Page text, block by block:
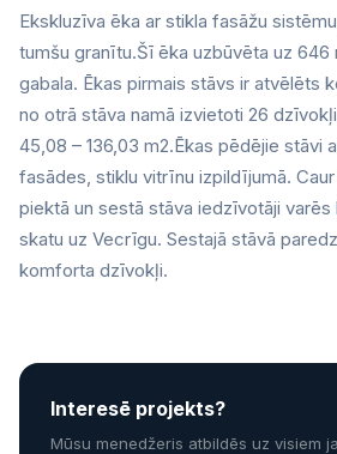
Ekskluzīva ēka ar stikla fasāžu
tumšu granītu.Šī ēka uzbūvēta uz 646
gabala. Ēkas pirmais stāvs ir atvēlēts
no otrā stāva namā izvietoti 26
45,08 – 136,03 m2.Ēkas pēdējie stāvi
fasādes, stiklu vitrīnu izpildījumā.
piektā un sestā stāva iedzīvotāji
skatu uz Vecrīgu. Sestajā stāvā
komforta dzīvokļi.
Interesē projekts?
Mūsu menedžeris atbildēs uz visiem